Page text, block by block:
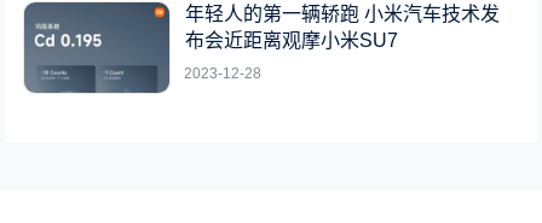
年轻人的第一辆轿跑 小米汽车技术发
布会近距离观摩小米SU7
2023-12-28